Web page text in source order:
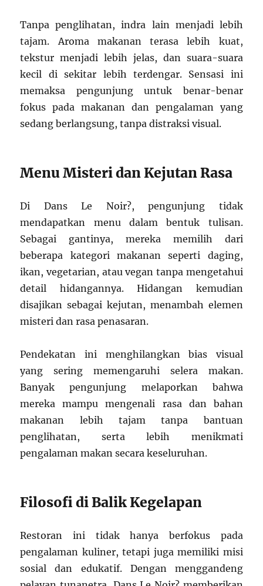
Tanpa penglihatan, indra lain menjadi lebih
tajam. Aroma makanan terasa lebih kuat,
tekstur menjadi lebih jelas, dan suara-suara
kecil di sekitar lebih terdengar. Sensasi ini
memaksa pengunjung untuk benar-benar
fokus pada makanan dan pengalaman yang
sedang berlangsung, tanpa distraksi visual.
Menu Misteri dan Kejutan Rasa
Di Dans Le Noir?, pengunjung tidak
mendapatkan menu dalam bentuk tulisan.
Sebagai gantinya, mereka memilih dari
beberapa kategori makanan seperti daging,
ikan, vegetarian, atau vegan tanpa mengetahui
detail hidangannya. Hidangan kemudian
disajikan sebagai kejutan, menambah elemen
misteri dan rasa penasaran.
Pendekatan ini menghilangkan bias visual
yang sering memengaruhi selera makan.
Banyak pengunjung melaporkan bahwa
mereka mampu mengenali rasa dan bahan
makanan lebih tajam tanpa bantuan
penglihatan, serta lebih menikmati
pengalaman makan secara keseluruhan.
Filosofi di Balik Kegelapan
Restoran ini tidak hanya berfokus pada
pengalaman kuliner, tetapi juga memiliki misi
sosial dan edukatif. Dengan menggandeng